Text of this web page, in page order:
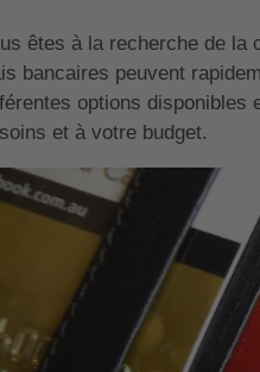
êtes à la recherche de la
bancaires peuvent
options disponibles
et à votre budget.